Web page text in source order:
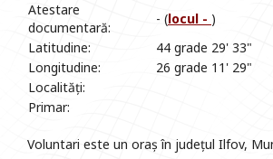
Atestare
documentară:
- (locul - )
Latitudine:
44 grade 29' 33"
Longitudine:
26 grade 11' 29"
Localități:
Primar:
Voluntari este un oraș în județul Ilfov,